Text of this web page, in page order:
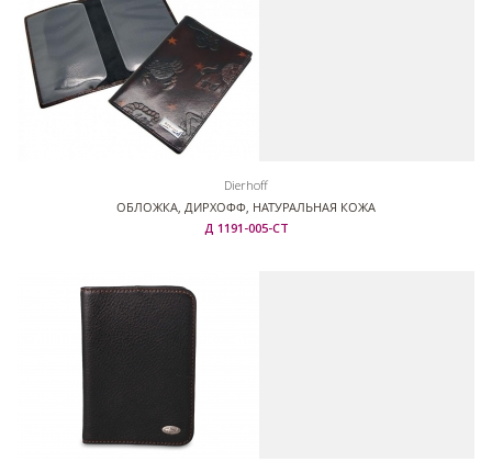
Dierhoff
ОБЛОЖКА, ДИРХОФФ, НАТУРАЛЬНАЯ КОЖА
Д 1191-005-СТ